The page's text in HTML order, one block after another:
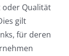
oder Qualität
gilt
für deren